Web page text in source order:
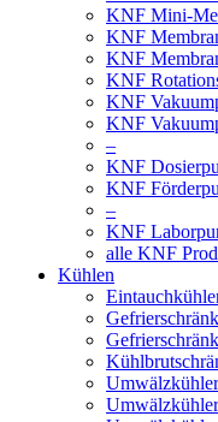
KNF Mini-
KNF
KNF
KNF
KNF
KNF
–
KNF
KNF
–
KNF
alle KNF
Kühlen